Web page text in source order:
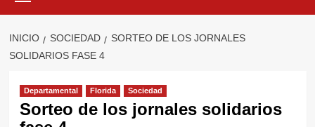
INICIO SOCIEDAD
SORTEO DE LOS JORNALES
SOLIDARIOS FASE 4
Departamental Florida Sociedad
Sorteo de los jornales solidarios